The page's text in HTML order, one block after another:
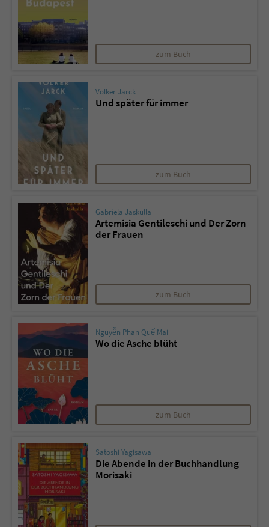
zum Buch
Volker Jarck
Und später für immer
zum Buch
Gabriela Jaskulla
Artemisia Gentileschi und Der Zorn
der Frauen
zum Buch
Nguyễn Phan Quế Mai
Wo die Asche blüht
zum Buch
Satoshi Yagisawa
Die Abende in der Buchhandlung
Morisaki